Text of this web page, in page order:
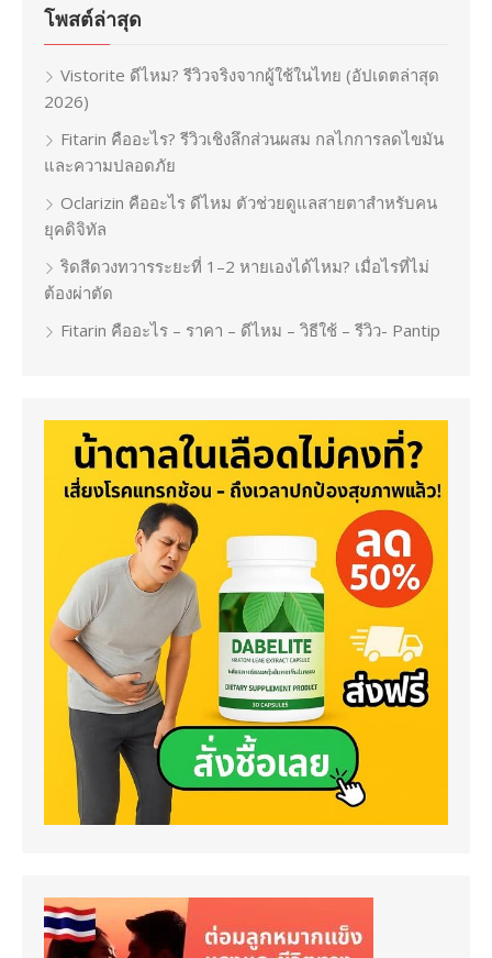
โพสต์ล่าสุด
Vistorite ดีไหม? รีวิวจริงจากผู้ใช้ในไทย (อัปเดตล่าสุด
2026)
Fitarin คืออะไร? รีวิวเชิงลึกส่วนผสม กลไกการลดไขมัน
และความปลอดภัย
Oclarizin คืออะไร ดีไหม ตัวช่วยดูแลสายตาสำหรับคน
ยุคดิจิทัล
ริดสีดวงทวารระยะที่ 1–2 หายเองได้ไหม? เมื่อไรที่ไม่
ต้องผ่าตัด
Fitarin คืออะไร – ราคา – ดีไหม – วิธีใช้ – รีวิว- Pantip